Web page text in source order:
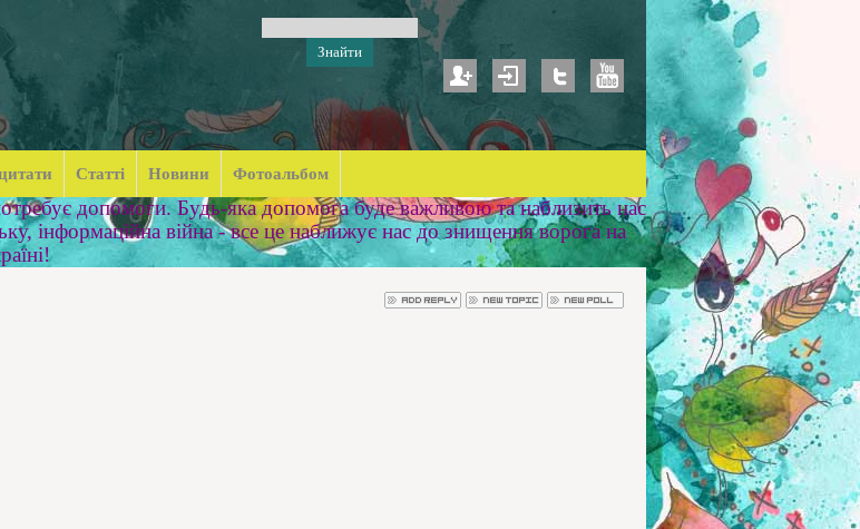
Статті Новини Фотоальбом
допомоги. Будь-яка допомога буде важливою та наблизить нас
інформаційна війна - все це наближує нас до знищення ворога на